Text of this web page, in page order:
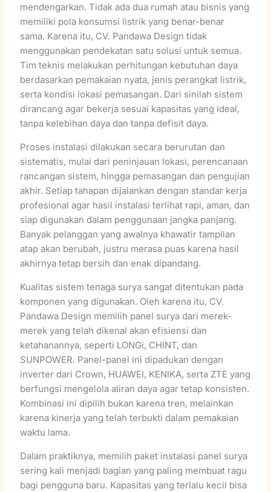
mendengarkan. Tidak ada dua rumah atau bisnis yang
memiliki pola konsumsi listrik yang benar-benar
sama. Karena itu, CV. Pandawa Design tidak
menggunakan pendekatan satu solusi untuk semua.
Tim teknis melakukan perhitungan kebutuhan daya
berdasarkan pemakaian nyata, jenis perangkat listrik,
serta kondisi lokasi pemasangan. Dari sinilah sistem
dirancang agar bekerja sesuai kapasitas yang ideal,
tanpa kelebihan daya dan tanpa defisit daya.
Proses instalasi dilakukan secara berurutan dan
sistematis, mulai dari peninjauan lokasi, perencanaan
rancangan sistem, hingga pemasangan dan pengujian
akhir. Setiap tahapan dijalankan dengan standar kerja
profesional agar hasil instalasi terlihat rapi, aman, dan
siap digunakan dalam penggunaan jangka panjang.
Banyak pelanggan yang awalnya khawatir tampilan
atap akan berubah, justru merasa puas karena hasil
akhirnya tetap bersih dan enak dipandang.
Kualitas sistem tenaga surya sangat ditentukan pada
komponen yang digunakan. Oleh karena itu, CV.
Pandawa Design memilih panel surya dari merek-
merek yang telah dikenal akan efisiensi dan
ketahanannya, seperti LONGi, CHINT, dan
SUNPOWER. Panel-panel ini dipadukan dengan
inverter dari Crown, HUAWEI, KENIKA, serta ZTE yang
berfungsi mengelola aliran daya agar tetap konsisten.
Kombinasi ini dipilih bukan karena tren, melainkan
karena kinerja yang telah terbukti dalam pemakaian
waktu lama.
Dalam praktiknya, memilih paket instalasi panel surya
sering kali menjadi bagian yang paling membuat ragu
bagi pengguna baru. Kapasitas yang terlalu kecil bisa